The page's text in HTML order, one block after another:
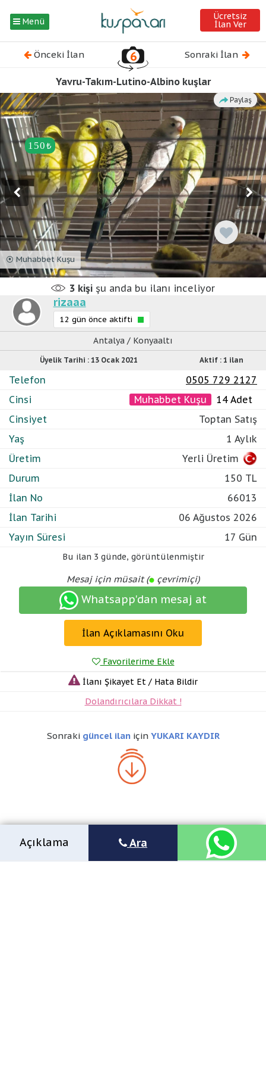
Menü Ücretsiz
İlan Ver
Önceki İlan 6 Sonraki İlan
Yavru-Takım-Lutino-Albino kuşlar
Paylaş
150₺
⦿ Muhabbet Kuşu
3 kişi şu anda bu ilanı inceliyor
rizaaa
12 gün önce aktifti
Antalya / Konyaaltı
Üyelik Tarihi : 13 Ocak 2021 Aktif : 1 ilan
Telefon
0505 729 2127
Cinsi
Muhabbet Kuşu
14 Adet
Cinsiyet
Toptan Satış
Yaş
1 Aylık
Üretim
Yerli Üretim
Durum
150 TL
İlan No
66013
İlan Tarihi
06 Ağustos 2026
Yayın Süresi
17 Gün
Bu ilan 3 günde, görüntülenmiştir
Mesaj için müsait ( çevrimiçi)
Whatsapp'dan mesaj at
İlan Açıklamasını Oku
Favorilerime Ekle
İlanı Şikayet Et / Hata Bildir
Dolandırıcılara Dikkat !
Açıklama Ara
Sonraki güncel ilan için YUKARI KAYDIR